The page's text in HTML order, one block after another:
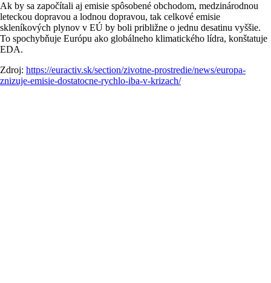
Ak by sa započítali aj emisie spôsobené obchodom, medzinárodnou
leteckou dopravou a lodnou dopravou, tak celkové emisie
skleníkových plynov v EÚ by boli približne o jednu desatinu vyššie.
To spochybňuje Európu ako globálneho klimatického lídra, konštatuje
EDA.
Zdroj: https://euractiv.sk/section/zivotne-prostredie/news/europa-
znizuje-emisie-dostatocne-rychlo-iba-v-krizach/